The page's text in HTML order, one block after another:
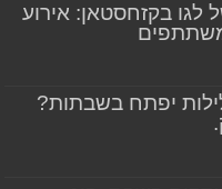
בקזחסטאן: אירוע
יפתח בשבתות?